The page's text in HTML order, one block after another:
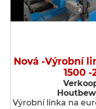
Nová -Výrobní
1500
Výrobní linka na